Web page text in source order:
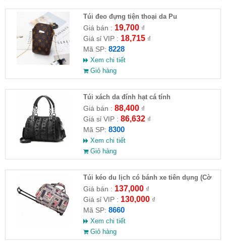
Túi đeo đựng tiện thoại da Pu
Giá bán : 19,700₫
Giá sỉ VIP : 18,715₫
Mã SP: 8228
Xem chi tiết
Giỏ hàng
Túi xách da đính hạt cá tính
Giá bán : 88,400₫
Giá sỉ VIP : 86,632₫
Mã SP: 8300
Xem chi tiết
Giỏ hàng
Túi kéo du lịch có bánh xe tiên dụng (Cờ
Mỹ & báo retro)
Giá bán : 137,000₫
Giá sỉ VIP : 130,000₫
Mã SP: 8660
Xem chi tiết
Giỏ hàng